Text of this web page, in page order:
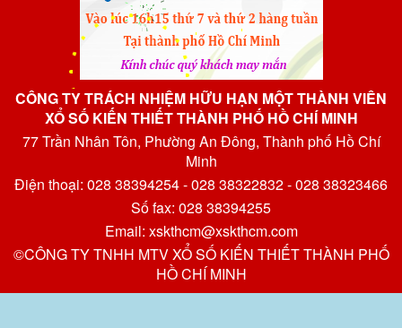
CÔNG TY TRÁCH NHIỆM HỮU HẠN MỘT THÀNH VIÊN
XỔ SỐ KIẾN THIẾT THÀNH PHỐ HỒ CHÍ MINH
77 Trần Nhân Tôn, Phường An Đông, Thành phố Hồ Chí
Minh
Điện thoại: 028 38394254 - 028 38322832 - 028 38323466
Số fax: 028 38394255
Email: xskthcm@xskthcm.com
©CÔNG TY TNHH MTV XỔ SỐ KIẾN THIẾT THÀNH PHỐ
HỒ CHÍ MINH